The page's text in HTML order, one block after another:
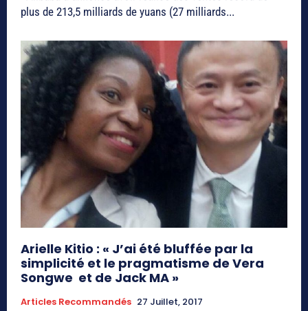
plus de 213,5 milliards de yuans (27 milliards...
Arielle Kitio : « J’ai été bluffée par la
simplicité et le pragmatisme de Vera
Songwe et de Jack MA »
Articles Recommandés 27 Juillet, 2017